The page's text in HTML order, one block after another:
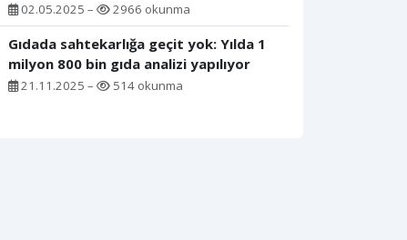
02.05.2025 – 2966 okunma
Gıdada sahtekarlığa geçit yok: Yılda 1
milyon 800 bin gıda analizi yapılıyor
21.11.2025 – 514 okunma